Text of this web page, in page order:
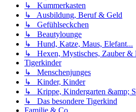
↳ Kummerkasten
↳ Ausbildung, Beruf & Geld
↳ Gefühlseckchen
↳ Beautylounge
↳ Hund, Katze, Maus, Elefant...
↳ Hexen, Mystisches, Zauber &
Tigerkinder
↳ Menschenjunges
↳ Kinder, Kinder
↳ Krippe, Kindergarten &amp;
↳ Das besondere Tigerkind
Familie & Co